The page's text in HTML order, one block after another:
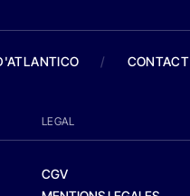
/ CONTACT
LEGAL
CGV